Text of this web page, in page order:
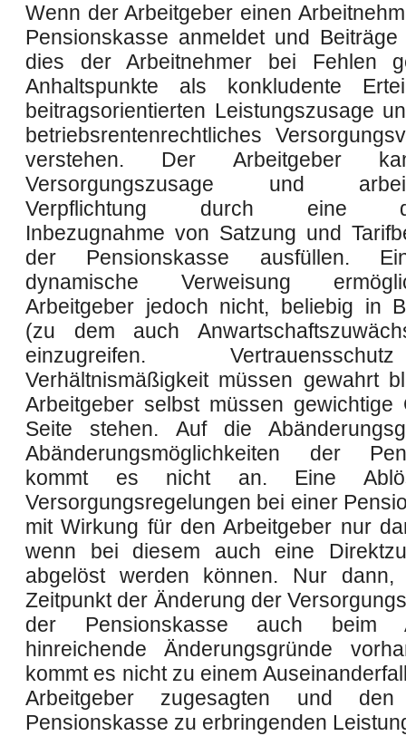
Wenn der Arbeitgeber einen
Pensionskasse anmeldet und
dies der Arbeitnehmer bei Fehlen
Anhaltspunkte als konkludente
beitragsorientierten Leistungszusage
betriebsrentenrechtliches
verstehen. Der Arbeitgeber
Versorgungszusage und
Verpflichtung durch eine
Inbezugnahme von Satzung und
der Pensionskasse ausfüllen.
dynamische Verweisung
Arbeitgeber jedoch nicht, beliebig in
(zu dem auch
einzugreifen.
Verhältnismäßigkeit müssen gewahrt
Arbeitgeber selbst müssen gewichtige
Seite stehen. Auf die
Abänderungsmöglichkeiten der
kommt es nicht an. Eine
Versorgungsregelungen bei einer
mit Wirkung für den Arbeitgeber nur
wenn bei diesem auch eine
abgelöst werden können. Nur
Zeitpunkt der Änderung der
der Pensionskasse auch beim
hinreichende Änderungsgründe
kommt es nicht zu einem
Arbeitgeber zugesagten und
Pensionskasse zu erbringenden